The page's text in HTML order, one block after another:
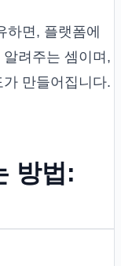
하면, 플랫폼에
려주는 셈이며,
만들어집니다.
방법: